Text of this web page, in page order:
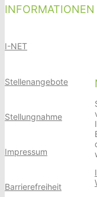
INFORMATIONEN
I-NET
Stellenangebote
Stellungnahme
Impressum
Barrierefreiheit